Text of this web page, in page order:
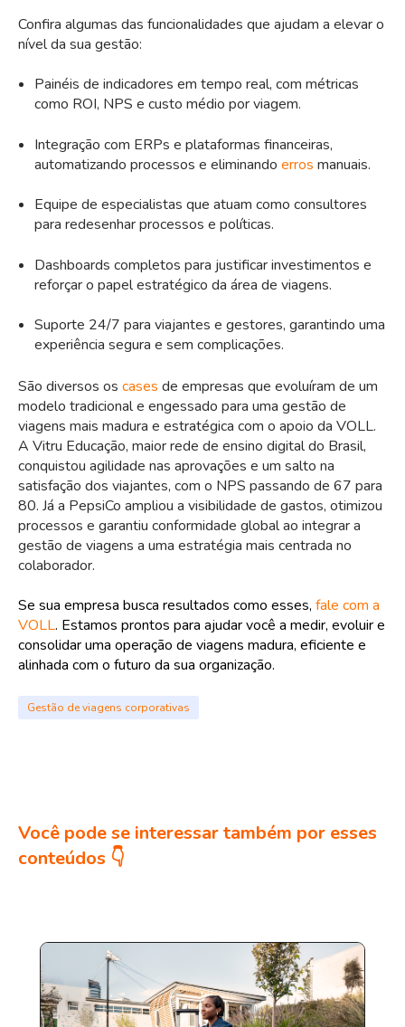
Confira algumas das funcionalidades que ajudam a elevar o
nível da sua gestão:
Painéis de indicadores em tempo real, com métricas
como ROI, NPS e custo médio por viagem.
Integração com ERPs e plataformas financeiras,
automatizando processos e eliminando erros manuais.
Equipe de especialistas que atuam como consultores
para redesenhar processos e políticas.
Dashboards completos para justificar investimentos e
reforçar o papel estratégico da área de viagens.
Suporte 24/7 para viajantes e gestores, garantindo uma
experiência segura e sem complicações.
São diversos os cases de empresas que evoluíram de um
modelo tradicional e engessado para uma gestão de
viagens mais madura e estratégica com o apoio da VOLL.
A Vitru Educação, maior rede de ensino digital do Brasil,
conquistou agilidade nas aprovações e um salto na
satisfação dos viajantes, com o NPS passando de 67 para
80. Já a PepsiCo ampliou a visibilidade de gastos, otimizou
processos e garantiu conformidade global ao integrar a
gestão de viagens a uma estratégia mais centrada no
colaborador.
Se sua empresa busca resultados como esses, fale com a
VOLL. Estamos prontos para ajudar você a medir, evoluir e
consolidar uma operação de viagens madura, eficiente e
alinhada com o futuro da sua organização.
Gestão de viagens corporativas
Você pode se interessar também por esses
conteúdos 👇